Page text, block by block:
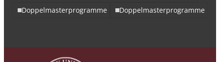
Doppelmasterprogramme
Doppelmasterprogramme